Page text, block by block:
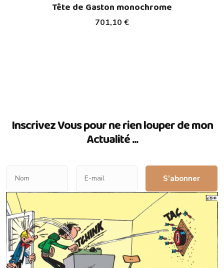
701,10 €
Tête de Gaston monochrome
Inscrivez Vous pour ne rien louper de mon
Actualité ...
S’abonner